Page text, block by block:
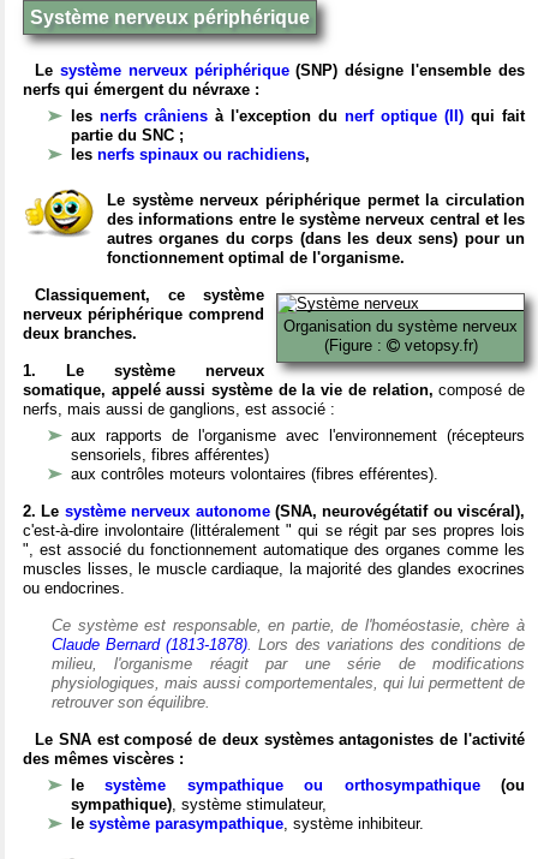
Système nerveux périphérique
Le système nerveux périphérique(SNP) désigne l'ensemble des
nerfs qui émergent du névraxe :
les nerfs crâniens à l'exception du nerf optique (II) qui fait
partie du SNC ;
les nerfs spinaux ou rachidiens,
Le système nerveux périphérique permet la circulation
des informations entre le système nerveux central et les
autres organes du corps (dans les deux sens) pour un
fonctionnement optimal de l'organisme.
Organisation du système nerveux
(Figure :
vetopsy.fr)
Classiquement, ce système
nerveux périphérique comprend
deux branches.
1. Le système nerveux
somatique, appelé aussi système de la vie de relation, composé de
nerfs, mais aussi de ganglions, est associé :
aux rapports de l'organisme avec l'environnement (récepteurs
sensoriels, fibres afférentes)
aux contrôles moteurs volontaires (fibres efférentes).
2. Le système nerveux autonome(SNA, neurovégétatif ou viscéral),
c'est-à-dire involontaire (littéralement " qui se régit par ses propres lois
", est associé du fonctionnement automatique des organes comme les
muscles lisses, le muscle cardiaque, la majorité des glandes exocrines
ou endocrines.
Ce système est responsable, en partie, de l'homéostasie, chère à
Claude Bernard (1813-1878). Lors des variations des conditions de
milieu, l'organisme réagit par une série de modifications
physiologiques, mais aussi comportementales, qui lui permettent de
retrouver son équilibre.
Le SNA est composé de deux systèmes antagonistes de l'activité
des mêmes viscères :
lesystème sympathique ou orthosympathique(ou
sympathique), système stimulateur,
le système parasympathique, système inhibiteur.